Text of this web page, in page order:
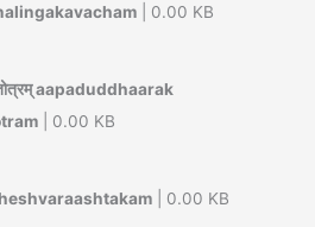
| 0.00 KB
aapaduddhaarak
| 0.00 KB
| 0.00 KB